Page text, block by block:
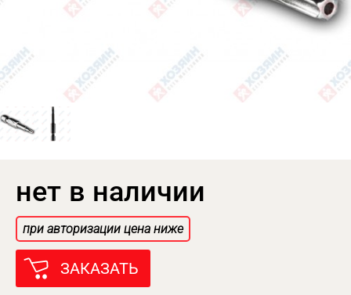
нет в наличии
при авторизации цена ниже
ЗАКАЗАТЬ